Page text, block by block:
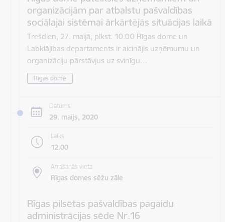
organizācijām par atbalstu pašvaldības
sociālajai sistēmai ārkārtējās situācijas laikā
Trešdien, 27. maijā, plkst. 10.00 Rīgas dome un
Labklājības departaments ir aicinājis uzņēmumu un
organizāciju pārstāvjus uz svinīgu…
Rīgas domē
Datums
29. maijs, 2020
Laiks
12.00
Atrašanās vieta
Rīgas domes sēžu zāle
Rīgas pilsētas pašvaldības pagaidu
administrācijas sēde Nr.16